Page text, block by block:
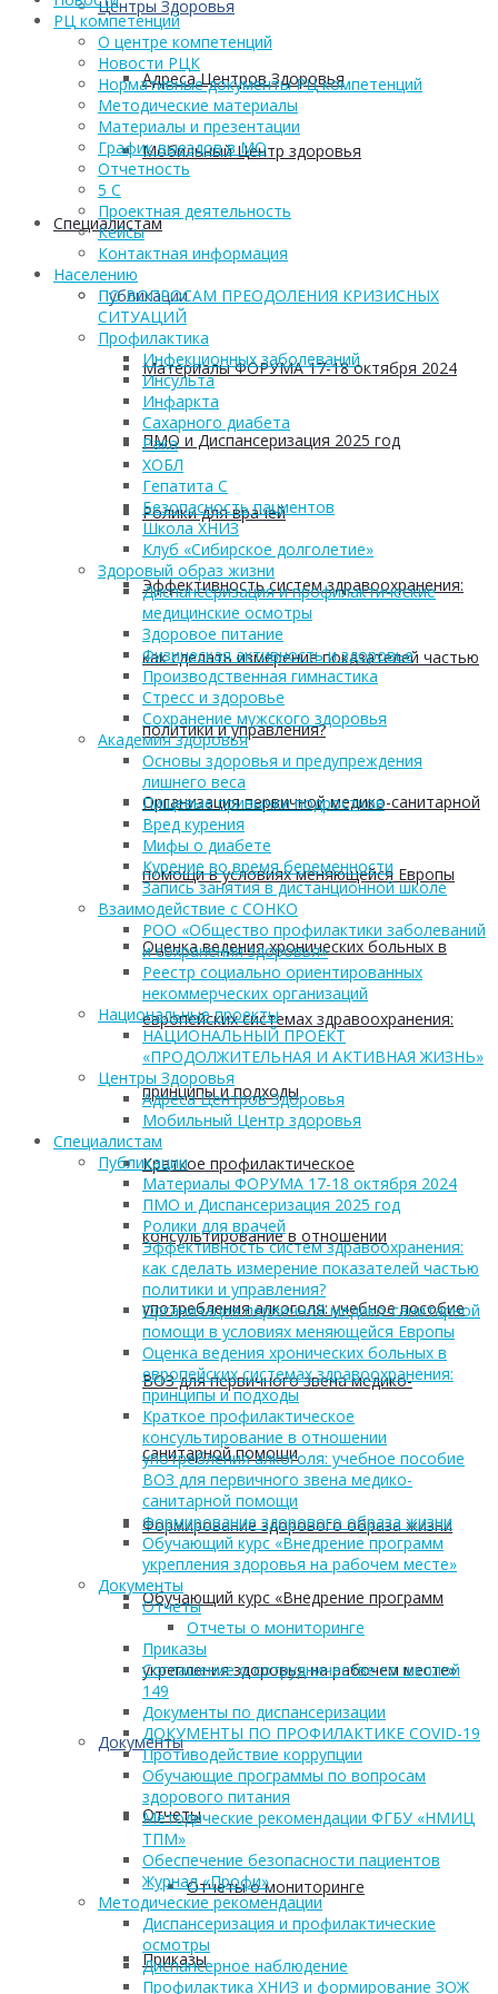
Центры Здоровья
Адреса Центров Здоровья
Мобильный Центр здоровья
Cпециалистам
Публикации
Материалы ФОРУМА 17-18 октября 2024
ПМО и Диспансеризация 2025 год
Ролики для врачей
Эффективность систем здравоохранения:
как сделать измерение показателей частью
политики и управления?
Организация первичной медико-санитарной
помощи в условиях меняющейся Европы
Оценка ведения хронических больных в
европейских системах здравоохранения:
принципы и подходы
Краткое профилактическое
консультирование в отношении
употребления алкоголя: учебное пособие
ВОЗ для первичного звена медико-
санитарной помощи
Формирование здорового образа жизни
Обучающий курс «Внедрение программ
укрепления здоровья на рабочем месте»
Документы
Отчеты
Отчеты о мониторинге
Приказы
РЦ компетенций
О центре компетенций
Новости РЦК
Нормативные документы РЦ компетенций
Методические материалы
Материалы и презентации
График выездов в МО
Отчетность
5 С
Проектная деятельность
Кейсы
Контактная информация
Населению
ПО ВОПРОСАМ ПРЕОДОЛЕНИЯ КРИЗИСНЫХ
СИТУАЦИЙ
Профилактика
Инфекционных заболеваний
Инсульта
Инфаркта
Сахарного диабета
Рака
ХОБЛ
Гепатита С
Безопасность пациентов
Школа ХНИЗ
Клуб «Сибирское долголетие»
Здоровый образ жизни
Диспансеризация и профилактические
медицинские осмотры
Здоровое питание
Физическая активность и здоровье
Производственная гимнастика
Стресс и здоровье
Сохранение мужского здоровья
Академия здоровья
Основы здоровья и предупреждения
лишнего веса
Пищевые привычки подростков
Вред курения
Мифы о диабете
Курение во время беременности
Запись занятия в дистанционной школе
Взаимодействие с СОНКО
РОО «Общество профилактики заболеваний
и сохранения здоровья»
Реестр социально ориентированных
некоммерческих организаций
Национальные проекты
НАЦИОНАЛЬНЫЙ ПРОЕКТ
«ПРОДОЛЖИТЕЛЬНАЯ И АКТИВНАЯ ЖИЗНЬ»
Центры Здоровья
Адреса Центров Здоровья
Мобильный Центр здоровья
Cпециалистам
Публикации
Материалы ФОРУМА 17-18 октября 2024
ПМО и Диспансеризация 2025 год
Ролики для врачей
Эффективность систем здравоохранения:
как сделать измерение показателей частью
политики и управления?
Организация первичной медико-санитарной
помощи в условиях меняющейся Европы
Оценка ведения хронических больных в
европейских системах здравоохранения:
принципы и подходы
Краткое профилактическое
консультирование в отношении
употребления алкоголя: учебное пособие
ВОЗ для первичного звена медико-
санитарной помощи
Формирование здорового образа жизни
Обучающий курс «Внедрение программ
укрепления здоровья на рабочем месте»
Документы
Отчеты
Отчеты о мониторинге
Приказы
Соглашение о сотрудничестве со школой
149
Документы по диспансеризации
ДОКУМЕНТЫ ПО ПРОФИЛАКТИКЕ COVID-19
Противодействие коррупции
Обучающие программы по вопросам
здорового питания
Методические рекомендации ФГБУ «НМИЦ
ТПМ»
Обеспечение безопасности пациентов
Журнал «Профи»
Методические рекомендации
Диспансеризация и профилактические
осмотры
Диспансерное наблюдение
Профилактика ХНИЗ и формирование ЗОЖ